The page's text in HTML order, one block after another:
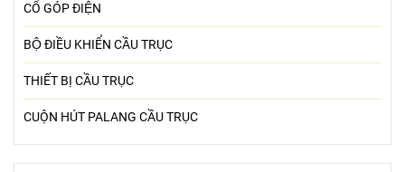
CỔ GÓP ĐIỆN
BỘ ĐIỀU KHIỂN CẦU TRỤC
THIẾT BỊ CẦU TRỤC
CUỘN HÚT PALANG CẦU TRỤC